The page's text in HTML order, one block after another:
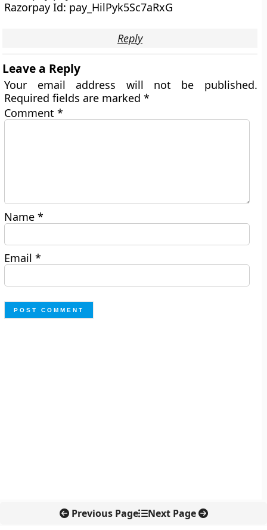
Razorpay Id: pay_HilPyk5Sc7aRxG
Reply
Leave a Reply
Your email address will not be published.
Required fields are marked*
Comment*
Name*
Email*
Previous Page Next Page